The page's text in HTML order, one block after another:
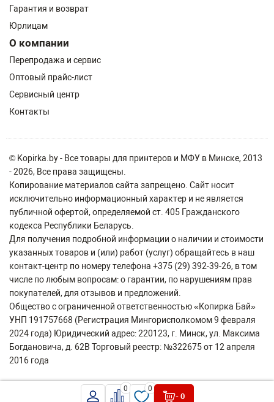
0 0
- 0
Гарантия и возврат
Юрлицам
О компании
Перепродажа и сервис
Оптовый прайс-лист
Сервисный центр
Контакты
© Kopirka.by - Все товары для принтеров и МФУ в Минске, 2013
- 2026, Все права защищены.
Копирование материалов сайта запрещено. Сайт носит
исключительно информационный характер и не является
публичной офертой, определяемой ст. 405 Гражданского
кодекса Республики Беларусь.
Для получения подробной информации о наличии и стоимости
указанных товаров и (или) работ (услуг) обращайтесь в наш
контакт-центр по номеру телефона +375 (29) 392-39-26, в том
числе по любым вопросам: о гарантии, по нарушениям прав
покупателей, для отзывов и предложений.
Общество с ограниченной ответственностью «Копирка Бай»
УНП 191757668 (Регистрация Мингорисполкомом 9 февраля
2024 года) Юридический адрес: 220123, г. Минск, ул. Максима
Богдановича, д. 62В Торговый реестр: №322675 от 12 апреля
2016 года